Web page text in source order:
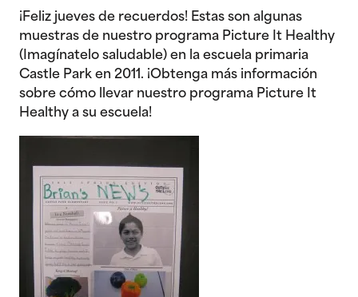
¡Feliz jueves de recuerdos! Estas son algunas
muestras de nuestro programa Picture It Healthy
(Imagínatelo saludable) en la escuela primaria
Castle Park en 2011. ¡Obtenga más información
sobre cómo llevar nuestro programa Picture It
Healthy a su escuela!